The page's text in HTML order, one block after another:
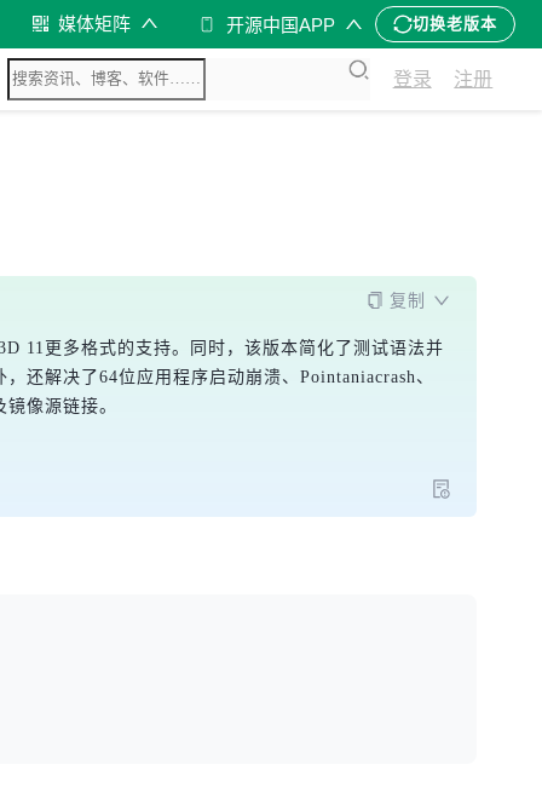
媒体矩阵 开源中国APP 切换老版本
登录 注册
复制
11更多格式的支持。同时，该版本简化了测试语法并
还解决了64位应用程序启动崩溃、Pointaniacrash、
像源链接。